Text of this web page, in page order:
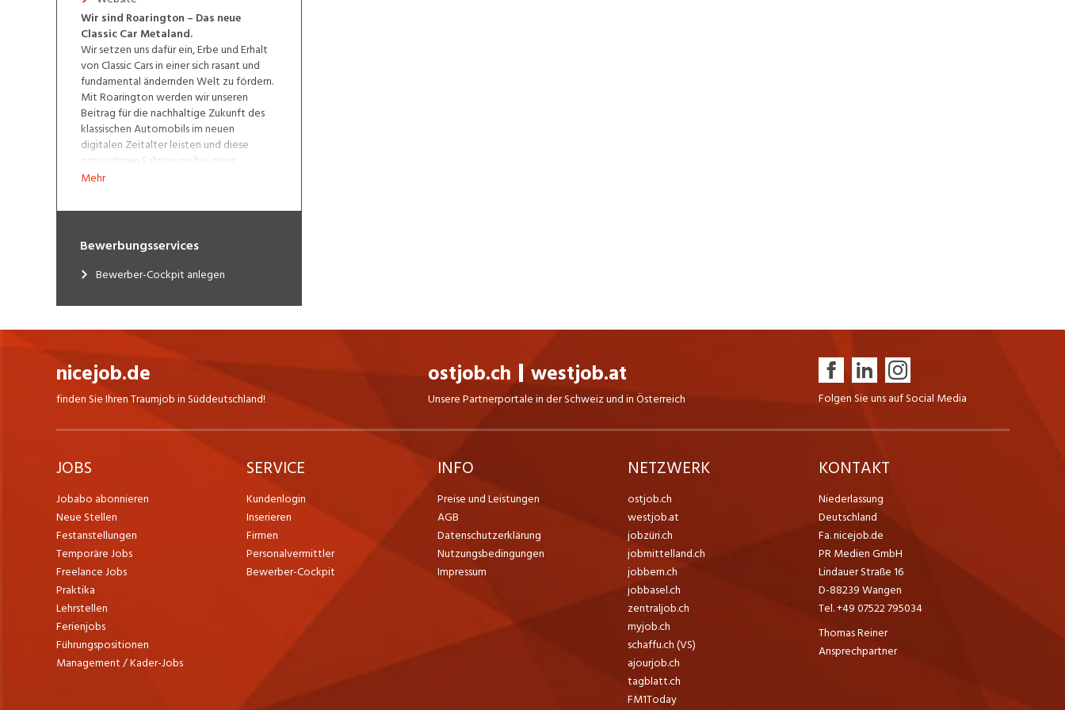
Wir sind Roarington – Das neue
Classic Car Metaland.
Wir setzen uns dafür ein, Erbe und Erhalt
von Classic Cars in einer sich rasant und
fundamental ändernden Welt zu fördern.
Mit Roarington werden wir unseren
Beitrag für die nachhaltige Zukunft des
klassischen Automobils im neuen
digitalen Zeitalter leisten und diese
grossartigen Fahrzeuge bei einer
jüngeren Generation fördern. Roarington
dem realen und dem virtuellen Leben
begeistern, jederzeit und überall. Und mit
digitalen Zwillingen werden diese
grossartigen Autos praktisch unsterblich.
Mehr
Bewerbungsservices
Bewerber-Cockpit anlegen
nicejob.de
finden Sie Ihren Traumjob in Süddeutschland!
ostjob.ch westjob.at
Unsere Partnerportale in der Schweiz und in Österreich Folgen Sie uns auf Social Media
JOBS
Jobabo abonnieren
Neue Stellen
Festanstellungen
Temporäre Jobs
Freelance Jobs
Praktika
Lehrstellen
Ferienjobs
Führungspositionen
Management / Kader-Jobs
SERVICE
Kundenlogin
Inserieren
Firmen
Personalvermittler
Bewerber-Cockpit
INFO
Preise und Leistungen
AGB
Datenschutzerklärung
Nutzungsbedingungen
Impressum
NETZWERK
ostjob.ch
westjob.at
jobzüri.ch
jobmittelland.ch
jobbern.ch
jobbasel.ch
zentraljob.ch
myjob.ch
schaffu.ch (VS)
ajourjob.ch
tagblatt.ch
FM1Today
KONTAKT
Niederlassung
Deutschland
Fa. nicejob.de
PR Medien GmbH
Lindauer Straße 16
D-88239 Wangen
Tel. +49 07522 795034
Thomas Reiner
Ansprechpartner